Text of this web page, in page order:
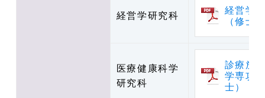
経営学研究科
経営学
（修士
医療健康科学
研究科
診療放
学専攻
士）